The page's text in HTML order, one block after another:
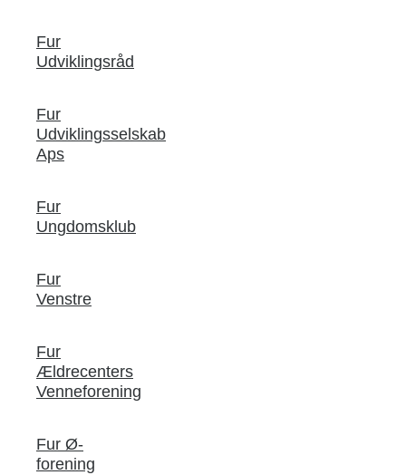
Fur
Udviklingsråd
Fur
Udviklingsselskab
Aps
Fur
Ungdomsklub
Fur
Venstre
Fur
Ældrecenters
Venneforening
Fur Ø-
forening